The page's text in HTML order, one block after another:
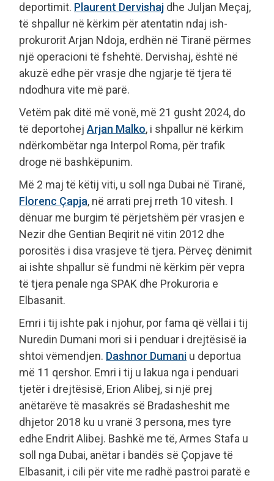
deportimit. Plaurent Dervishaj dhe Juljan Meçaj,
të shpallur në kërkim për atentatin ndaj ish-
prokurorit Arjan Ndoja, erdhën në Tiranë përmes
një operacioni të fshehtë. Dervishaj, është në
akuzë edhe për vrasje dhe ngjarje të tjera të
ndodhura vite më parë.
Vetëm pak ditë më vonë, më 21 gusht 2024, do
të deportohej Arjan Malko, i shpallur në kërkim
ndërkombëtar nga Interpol Roma, për trafik
droge në bashkëpunim.
Më 2 maj të këtij viti, u soll nga Dubai në Tiranë,
Florenc Çapja, në arrati prej rreth 10 vitesh. I
dënuar me burgim të përjetshëm për vrasjen e
Nezir dhe Gentian Beqirit në vitin 2012 dhe
porositës i disa vrasjeve të tjera. Përveç dënimit
ai ishte shpallur së fundmi në kërkim për vepra
të tjera penale nga SPAK dhe Prokuroria e
Elbasanit.
Emri i tij ishte pak i njohur, por fama që vëllai i tij
Nuredin Dumani mori si i penduar i drejtësisë ia
shtoi vëmendjen. Dashnor Dumani u deportua
më 11 qershor. Emri i tij u lakua nga i penduari
tjetër i drejtësisë, Erion Alibej, si një prej
anëtarëve të masakrës së Bradasheshit me
dhjetor 2018 ku u vranë 3 persona, mes tyre
edhe Endrit Alibej. Bashkë me të, Armes Stafa u
soll nga Dubai, anëtar i bandës së Çopjave të
Elbasanit, i cili për vite me radhë pastroi paratë e